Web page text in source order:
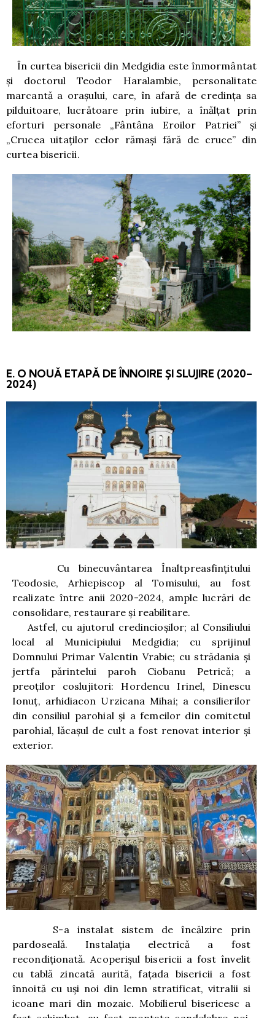
În curtea bisericii din Medgidia este înmormântat
și doctorul Teodor Haralambie, personalitate
marcantă a oraşului, care, în afară de credința sa
pilduitoare, lucrătoare prin iubire, a înălţat prin
eforturi personale „Fântâna Eroilor Patriei” şi
„Crucea uitaţilor celor rămaşi fără de cruce” din
curtea bisericii.
E. O NOUĂ ETAPĂ DE ÎNNOIRE ȘI SLUJIRE (2020–
2024)
Cu binecuvântarea Înaltpreasfințitului
Teodosie, Arhiepiscop al Tomisului, au fost
realizate între anii 2020-2024, ample lucrări de
consolidare, restaurare și reabilitare.
Astfel, cu ajutorul credincioșilor; al Consiliului
local al Municipiului Medgidia; cu sprijinul
Domnului Primar Valentin Vrabie; cu strădania și
jertfa părintelui paroh Ciobanu Petrică; a
preoților coslujitori: Hordencu Irinel, Dinescu
Ionuț, arhidiacon Urzicana Mihai; a consilierilor
din consiliul parohial și a femeilor din comitetul
parohial, lăcașul de cult a fost renovat interior și
exterior.
S-a instalat sistem de încălzire prin
pardoseală. Instalația electrică a fost
recondiționată. Acoperișul bisericii a fost învelit
cu tablă zincată aurită, fațada bisericii a fost
înnoită cu uși noi din lemn stratificat, vitralii si
icoane mari din mozaic. Mobilierul bisericesc a